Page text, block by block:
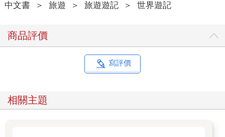
中文書 ＞ 旅遊 ＞ 旅遊遊記 ＞ 世界遊記
商品評價
寫評價
相關主題